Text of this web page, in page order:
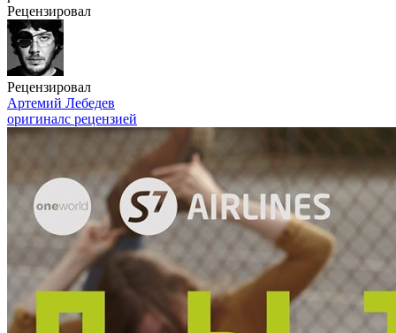
Рецензировал
Рецензировал
Артемий Лебедев
оригиналс рецензией